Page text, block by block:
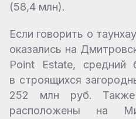
(58,4 млн).
Если говорить о
оказались на
Point Estate, средний
в строящихся
252 млн руб. Также
расположены на